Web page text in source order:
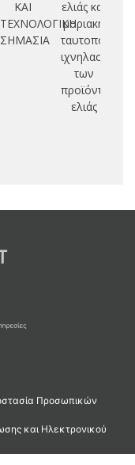
ΚΑΙ
ΤΕΧΝΟΛΟΓΙΚΗ
ΣΗΜΑΣΙΑ
ελιάς και
μοριακή
ταυτοποίηση:
ιχνηλασία
των
προϊόντων
ελιάς